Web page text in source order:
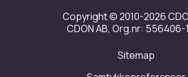
Investor relations
Tilgjengelighet
Copyright © 2010-2026
CDON AB, Org.nr: 556406-
Sitemap